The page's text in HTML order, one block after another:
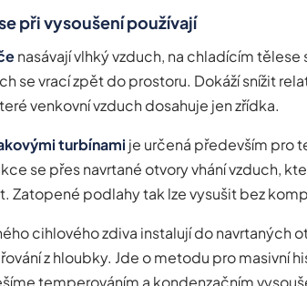
při vysoušení používají
nasávají vlhký vzduch, na chladícím tělese
se vrací zpět do prostoru. Dokáží snížit
venkovní vzduch dosahuje jen zřídka.
turbínami je určená především pro
se přes navrtané otvory vhání vzduch,
Zatopené podlahy tak lze vysušit bez
cihlového zdiva instalují do navrtaných
z hloubky. Jde o metodu pro masivní
temperováním a kondenzačním